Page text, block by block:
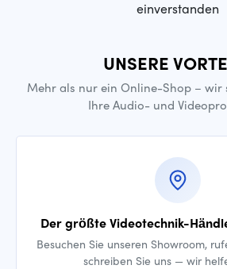
einverstanden
UNSERE
Mehr als nur ein Online-Shop – wir
Ihre Audio- und
Der größte Videotechnik-
Besuchen Sie unseren Showroom,
schreiben Sie uns — wir